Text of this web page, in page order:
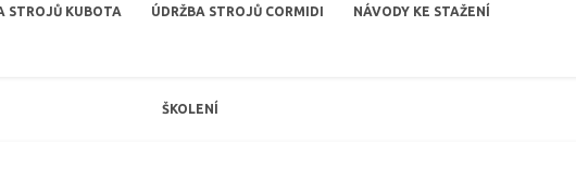
STROJŮ KUBOTA ÚDRŽBA STROJŮ CORMIDI NÁVODY KE STAŽENÍ
ŠKOLENÍ